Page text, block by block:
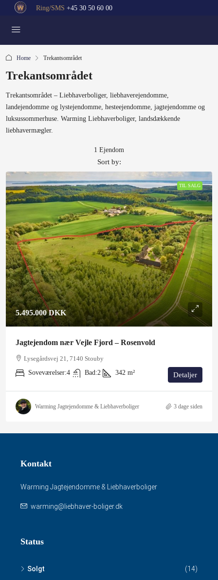
Ring/SMS +45 30 50 60 00
Home Trekantsområdet
Trekantsområdet
Trekantsområdet – Liebhaverboliger, liebhaverejendomme,
landejendomme og lystejendomme, hesteejendomme, jagtejendomme og
luksussommerhuse. Warming Liebhaverboliger, landsdækkende
liebhavermægler.
1 Ejendom
Sort by:
TIL SALG
5.495.000 DKK
Jagtejendom nær Vejle Fjord – Rosenvold
Lysegårdsvej 21, 7140 Stouby
Soveværelser:4 Bad:2 342 m² Detaljer
Warming Jagtejendomme & Liebhaverboliger 3 dage siden
Kontakt
Warming Jagtejendomme & Liebhaverboliger
warming@liebhaver-boliger.dk
Status
Solgt
(14)